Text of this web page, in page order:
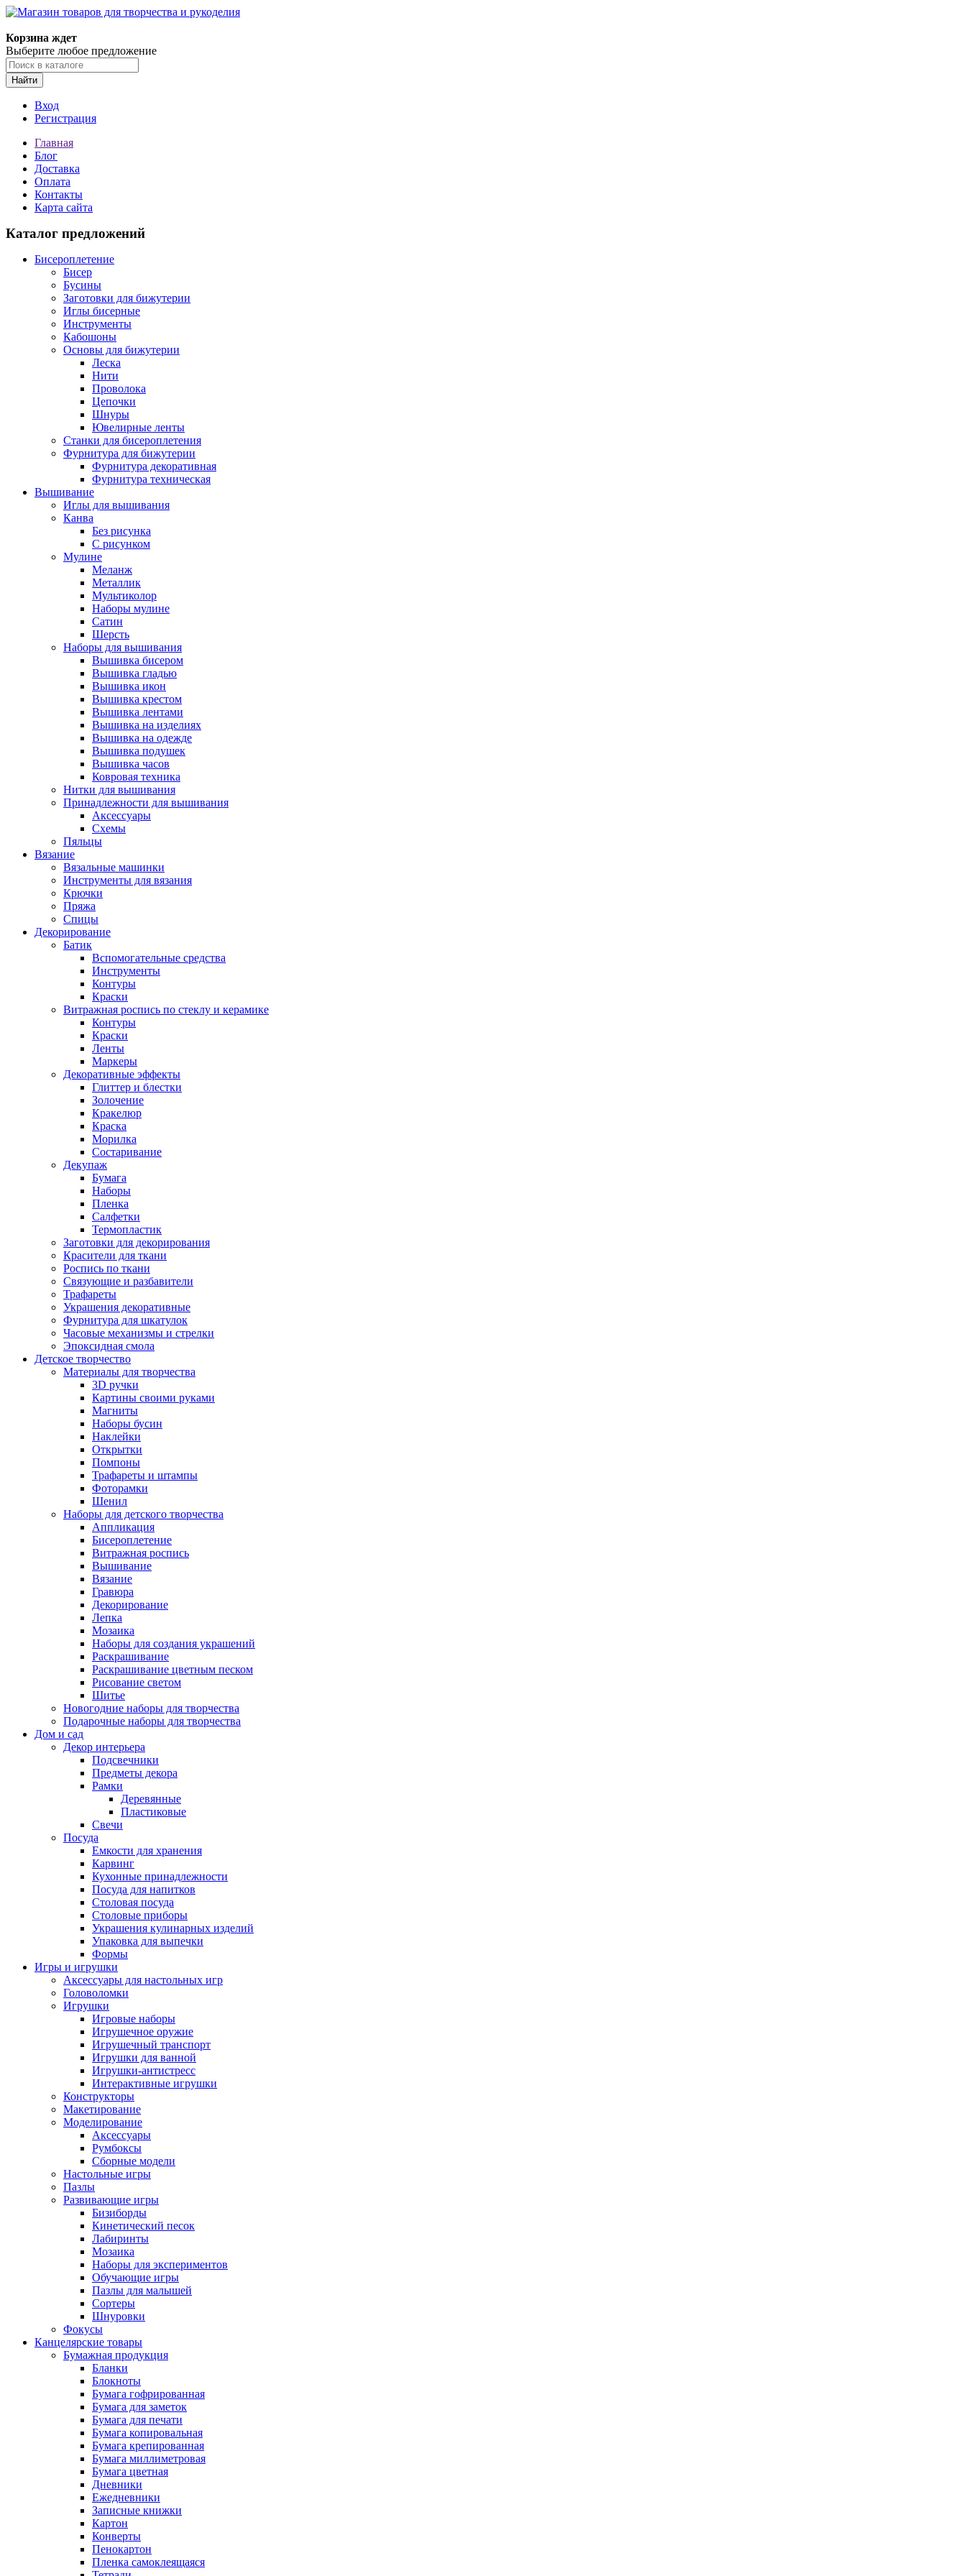
Корзина ждет
Выберите любое предложение
Найти
Вход
Регистрация
Главная
Блог
Доставка
Оплата
Контакты
Карта сайта
Каталог предложений
Бисероплетение
Бисер
Бусины
Заготовки для бижутерии
Иглы бисерные
Инструменты
Кабошоны
Основы для бижутерии
Леска
Нити
Проволока
Цепочки
Шнуры
Ювелирные ленты
Станки для бисероплетения
Фурнитура для бижутерии
Фурнитура декоративная
Фурнитура техническая
Вышивание
Иглы для вышивания
Канва
Без рисунка
С рисунком
Мулине
Меланж
Металлик
Мультиколор
Наборы мулине
Сатин
Шерсть
Наборы для вышивания
Вышивка бисером
Вышивка гладью
Вышивка икон
Вышивка крестом
Вышивка лентами
Вышивка на изделиях
Вышивка на одежде
Вышивка подушек
Вышивка часов
Ковровая техника
Нитки для вышивания
Принадлежности для вышивания
Аксессуары
Схемы
Пяльцы
Вязание
Вязальные машинки
Инструменты для вязания
Крючки
Пряжа
Спицы
Декорирование
Батик
Вспомогательные средства
Инструменты
Контуры
Краски
Витражная роспись по стеклу и керамике
Контуры
Краски
Ленты
Маркеры
Декоративные эффекты
Глиттер и блестки
Золочение
Кракелюр
Краска
Морилка
Состаривание
Декупаж
Бумага
Наборы
Пленка
Салфетки
Термопластик
Заготовки для декорирования
Красители для ткани
Роспись по ткани
Связующие и разбавители
Трафареты
Украшения декоративные
Фурнитура для шкатулок
Часовые механизмы и стрелки
Эпоксидная смола
Детское творчество
Материалы для творчества
3D ручки
Картины своими руками
Магниты
Наборы бусин
Наклейки
Открытки
Помпоны
Трафареты и штампы
Фоторамки
Шенил
Наборы для детского творчества
Аппликация
Бисероплетение
Витражная роспись
Вышивание
Вязание
Гравюра
Декорирование
Лепка
Мозаика
Наборы для создания украшений
Раскрашивание
Раскрашивание цветным песком
Рисование светом
Шитье
Новогодние наборы для творчества
Подарочные наборы для творчества
Дом и сад
Декор интерьера
Подсвечники
Предметы декора
Рамки
Деревянные
Пластиковые
Свечи
Посуда
Емкости для хранения
Карвинг
Кухонные принадлежности
Посуда для напитков
Столовая посуда
Столовые приборы
Украшения кулинарных изделий
Упаковка для выпечки
Формы
Игры и игрушки
Аксессуары для настольных игр
Головоломки
Игрушки
Игровые наборы
Игрушечное оружие
Игрушечный транспорт
Игрушки для ванной
Игрушки-антистресс
Интерактивные игрушки
Конструкторы
Макетирование
Моделирование
Аксессуары
Румбоксы
Сборные модели
Настольные игры
Пазлы
Развивающие игры
Бизиборды
Кинетический песок
Лабиринты
Мозаика
Наборы для экспериментов
Обучающие игры
Пазлы для малышей
Сортеры
Шнуровки
Фокусы
Канцелярские товары
Бумажная продукция
Бланки
Блокноты
Бумага гофрированная
Бумага для заметок
Бумага для печати
Бумага копировальная
Бумага крепированная
Бумага миллиметровая
Бумага цветная
Дневники
Ежедневники
Записные книжки
Картон
Конверты
Пенокартон
Пленка самоклеящаяся